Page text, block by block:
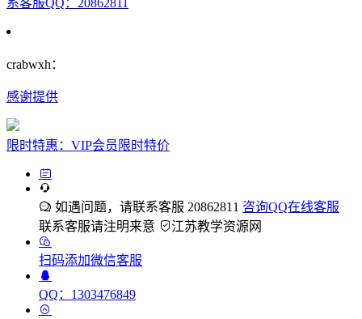
系客服QQ：20862811
crabwxh：
感谢提供
限时特惠：VIP会员限时特价
如遇问题，请联系客服 20862811 咨询QQ在线客服
联系客服请注明来意
江苏教学资源网
扫码添加微信客服
QQ：1303476849